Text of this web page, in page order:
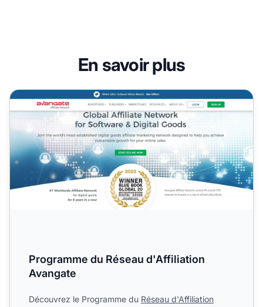
En savoir plus
Programme du Réseau d'Affiliation Avangate
Programme du Réseau d'Affiliation
Avangate
Découvrez le Programme du Réseau d'Affiliation